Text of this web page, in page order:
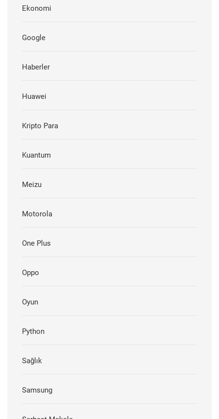
Ekonomi
Google
Haberler
Huawei
Kripto Para
Kuantum
Meizu
Motorola
One Plus
Oppo
Oyun
Python
Sağlık
Samsung